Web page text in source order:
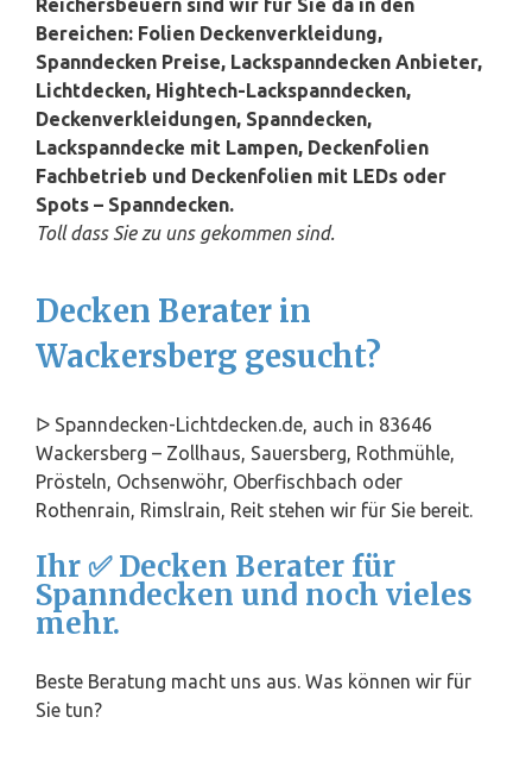
Reichersbeuern sind wir für Sie da in den
Bereichen: Folien Deckenverkleidung,
Spanndecken Preise, Lackspanndecken Anbieter,
Lichtdecken, Hightech-Lackspanndecken,
Deckenverkleidungen, Spanndecken,
Lackspanndecke mit Lampen, Deckenfolien
Fachbetrieb und Deckenfolien mit LEDs oder
Spots – Spanndecken.
Toll dass Sie zu uns gekommen sind.
Decken Berater in
Wackersberg gesucht?
ᐅ Spanndecken-Lichtdecken.de, auch in 83646
Wackersberg – Zollhaus, Sauersberg, Rothmühle,
Prösteln, Ochsenwöhr, Oberfischbach oder
Rothenrain, Rimslrain, Reit stehen wir für Sie bereit.
Ihr ✅ Decken Berater für
Spanndecken und noch vieles
mehr.
Beste Beratung macht uns aus. Was können wir für
Sie tun?